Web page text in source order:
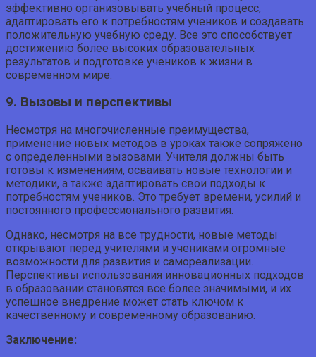
эффективно организовывать учебный процесс,
адаптировать его к потребностям учеников и создавать
положительную учебную среду. Все это способствует
достижению более высоких образовательных
результатов и подготовке учеников к жизни в
современном мире.
9. Вызовы и перспективы
Несмотря на многочисленные преимущества,
применение новых методов в уроках также сопряжено
с определенными вызовами. Учителя должны быть
готовы к изменениям, осваивать новые технологии и
методики, а также адаптировать свои подходы к
потребностям учеников. Это требует времени, усилий и
постоянного профессионального развития.
Однако, несмотря на все трудности, новые методы
открывают перед учителями и учениками огромные
возможности для развития и самореализации.
Перспективы использования инновационных подходов
в образовании становятся все более значимыми, и их
успешное внедрение может стать ключом к
качественному и современному образованию.
Заключение: